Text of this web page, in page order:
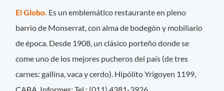
El Globo. Es un emblemático restaurante en pleno
barrio de Monserrat, con alma de bodegón y mobiliario
de época. Desde 1908, un clásico porteño donde se
come uno de los mejores pucheros del país (de tres
carnes: gallina, vaca y cerdo). Hipólito Yrigoyen 1199,
CABA. Informes: Tel.: (011) 4381-3926.